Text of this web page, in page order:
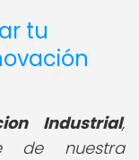
tu
Industrial,
de nuestra